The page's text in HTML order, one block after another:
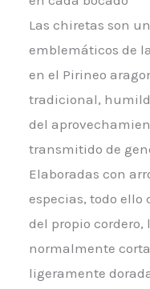
Las chiretas son
emblemáticos de
en el Pirineo
tradicional,
del
transmitido de
Elaboradas con
especias, todo ello
del propio cordero,
normalmente
ligeramente